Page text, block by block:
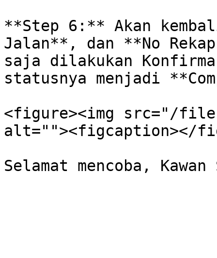
**Step 6:** Akan
Jalan**, dan **No
saja dilakukan
statusnya menjadi
<figure><img src="/files/
alt=""><figcaption></